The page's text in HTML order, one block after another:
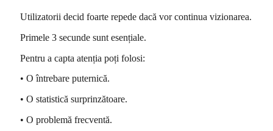
Utilizatorii decid foarte repede dacă vor continua vizionarea.
Primele 3 secunde sunt esențiale.
Pentru a capta atenția poți folosi:
• O întrebare puternică.
• O statistică surprinzătoare.
• O problemă frecventă.